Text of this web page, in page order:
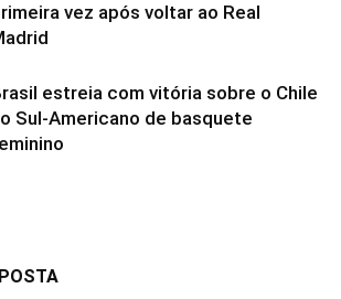
vez após voltar ao Real
estreia com vitória sobre o Chile
Sul-Americano de basquete